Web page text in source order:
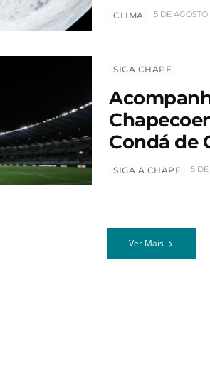
CLIMA 5 DE
SIGA CHAPE
Condá de
SIGA A CHAPE 5
Ver Mais